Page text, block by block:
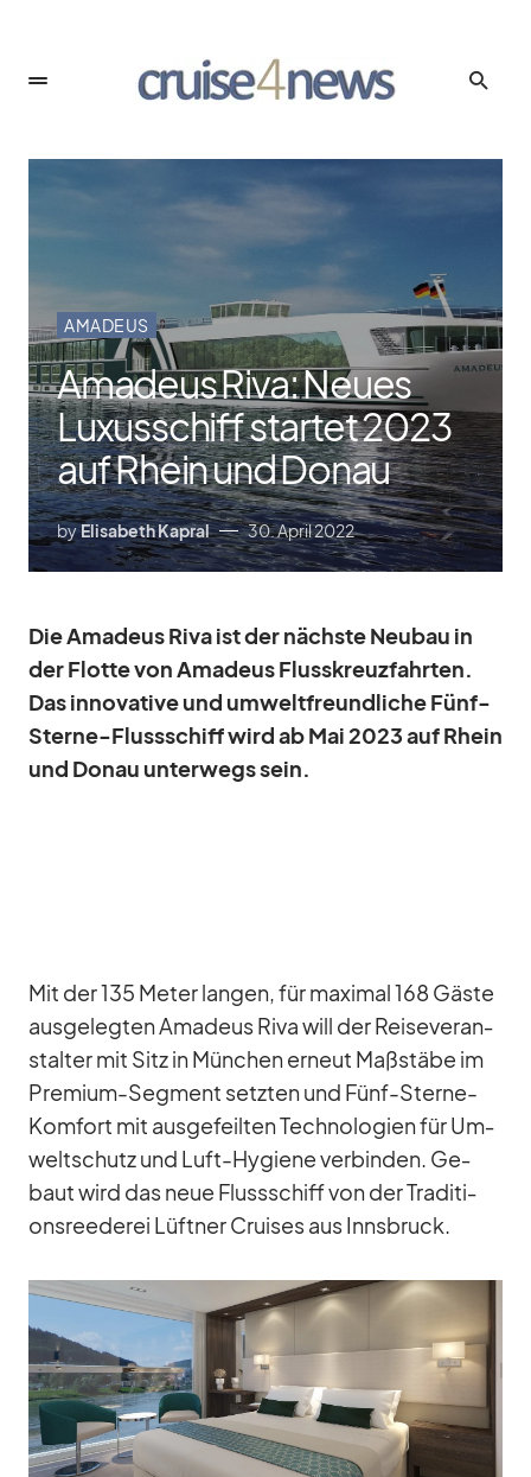
AMADEUS
Amadeus Riva: Neues
Luxusschiff startet 2023
auf Rhein und Donau
byElisabeth Kapral 30. April 2022
Die Ama­deus Riva ist der nächste Neu­bau in
der Flotte von Ama­deus Fluss­kreuz­fahr­ten.
Das in­no­va­tive und um­welt­freund­li­che Fünf-
Sterne-Fluss­schiff wird ab Mai 2023 auf Rhein
und Do­nau un­ter­wegs sein.
Mit der 135 Me­ter lan­gen, für ma­xi­mal 168 Gäste
aus­ge­leg­ten Ama­deus Riva will der Rei­se­ver­an­
stal­ter mit Sitz in Mün­chen er­neut Maß­stäbe im
Pre­mium-Seg­ment setz­ten und Fünf-Sterne-
Kom­fort mit aus­ge­feil­ten Tech­no­lo­gien für Um­
welt­schutz und Luft-Hy­giene ver­bin­den. Ge­
baut wird das neue Fluss­schiff von der Tra­di­ti­
ons­ree­de­rei Lüft­ner Crui­ses aus Inns­bruck.